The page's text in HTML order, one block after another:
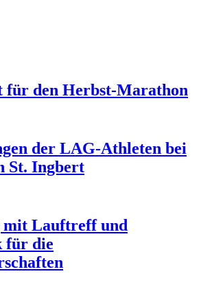
für den Herbst-Marathon
der LAG-Athleten bei
St. Ingbert
mit Lauftreff und
für die